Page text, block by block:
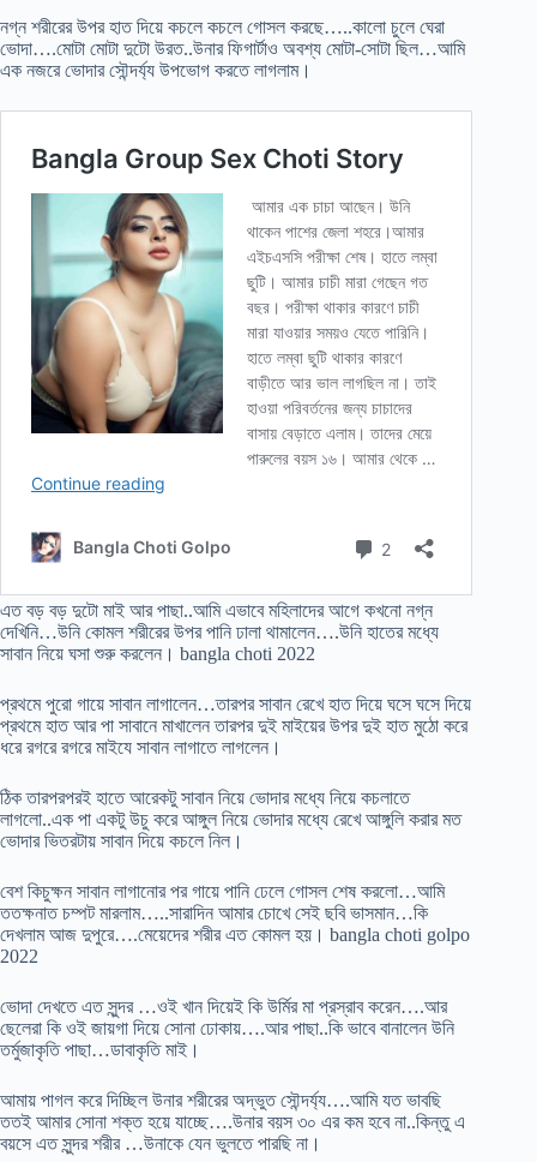
নগ্ন শরীরের উপর হাত দিয়ে কচলে কচলে গোসল করছে…..কালো চুলে ঘেরা
ভোদা….মোটা মোটা দুটো উরত..উনার ফিগার্টাও অবশ্য মোটা-সোটা ছিল…আমি
এক নজরে ভোদার সৌন্দর্য্য উপভোগ করতে লাগলাম।
এত বড় বড় দুটো মাই আর পাছা..আমি এভাবে মহিলাদের আগে কখনো নগ্ন
দেখিনি…উনি কোমল শরীরের উপর পানি ঢালা থামালেন….উনি হাতের মধ্যে
সাবান নিয়ে ঘসা শুরু করলেন। bangla choti 2022
প্রথমে পুরো গায়ে সাবান লাগালেন…তারপর সাবান রেখে হাত দিয়ে ঘসে ঘসে দিয়ে
প্রথমে হাত আর পা সাবানে মাখালেন তারপর দুই মাইয়ের উপর দুই হাত মুঠো করে
ধরে রগরে রগরে মাইযে সাবান লাগাতে লাগলেন।
ঠিক তারপরপরই হাতে আরেকটু সাবান নিয়ে ভোদার মধ্যে নিয়ে কচলাতে
লাগলো..এক পা একটু উচু করে আঙ্গুল নিয়ে ভোদার মধ্যে রেখে আঙ্গুলি করার মত
ভোদার ভিতরটায় সাবান দিয়ে কচলে নিল।
বেশ কিচুক্ষন সাবান লাগানোর পর গায়ে পানি ঢেলে গোসল শেষ করলো…আমি
ততক্ষনাত চম্পট মারলাম…..সারাদিন আমার চোখে সেই ছবি ভাসমান…কি
দেখলাম আজ দুপুরে….মেয়েদের শরীর এত কোমল হয়। bangla choti golpo
2022
ভোদা দেখতে এত সুন্দর …ওই খান দিয়েই কি উর্মির মা প্রস্রাব করেন….আর
ছেলেরা কি ওই জায়গা দিয়ে সোনা ঢোকায়….আর পাছা..কি ভাবে বানালেন উনি
তর্মুজাকৃতি পাছা…ডাবাকৃতি মাই।
আমায় পাগল করে দিচ্ছিল উনার শরীরের অদ্ভুত সৌন্দর্য্য….আমি যত ভাবছি
ততই আমার সোনা শক্ত হয়ে যাচ্ছে….উনার বয়স ৩০ এর কম হবে না..কিন্তু এ
বয়সে এত সুন্দর শরীর …উনাকে যেন ভুলতে পারছি না।